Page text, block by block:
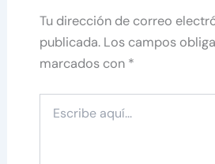
Tu dirección de correo
publicada. Los campos
marcados con *
aquí...